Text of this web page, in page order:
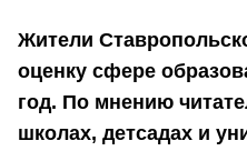
Жители
оценку сфере
год. По мнению
школах, детсадах и